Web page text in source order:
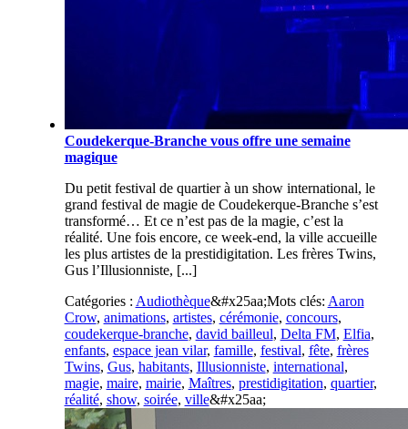
Coudekerque-Branche vous offre une semaine
magique
Du petit festival de quartier à un show international, le
grand festival de magie de Coudekerque-Branche s’est
transformé… Et ce n’est pas de la magie, c’est la
réalité. Une fois encore, ce week-end, la ville accueille
les plus artistes de la prestidigitation. Les frères Twins,
Gus l’Illusionniste, [...]
Catégories : Audiothèque&#x25aa;Mots clés: Aaron
Crow, animations, artistes, cérémonie, concours,
coudekerque-branche, david bailleul, Delta FM, Elfia,
enfants, espace jean vilar, famille, festival, fête, frères
Twins, Gus, habitants, Illusionniste, international,
magie, maire, mairie, Maîtres, prestidigitation, quartier,
réalité, show, soirée, ville&#x25aa;